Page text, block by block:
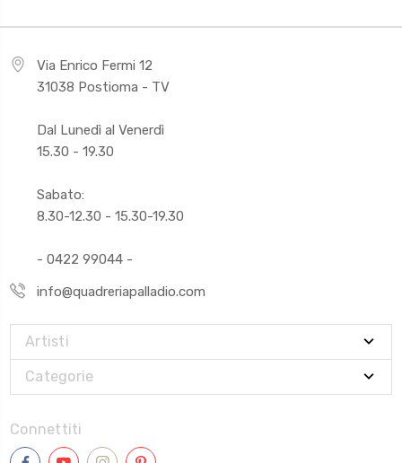
Via Enrico Fermi 12
31038 Postioma - TV
Dal Lunedì al Venerdì
15.30 - 19.30
Sabato:
8.30-12.30 - 15.30-19.30
- 0422 99044 -
info@quadreriapalladio.com
Artisti
Categorie
Connettiti